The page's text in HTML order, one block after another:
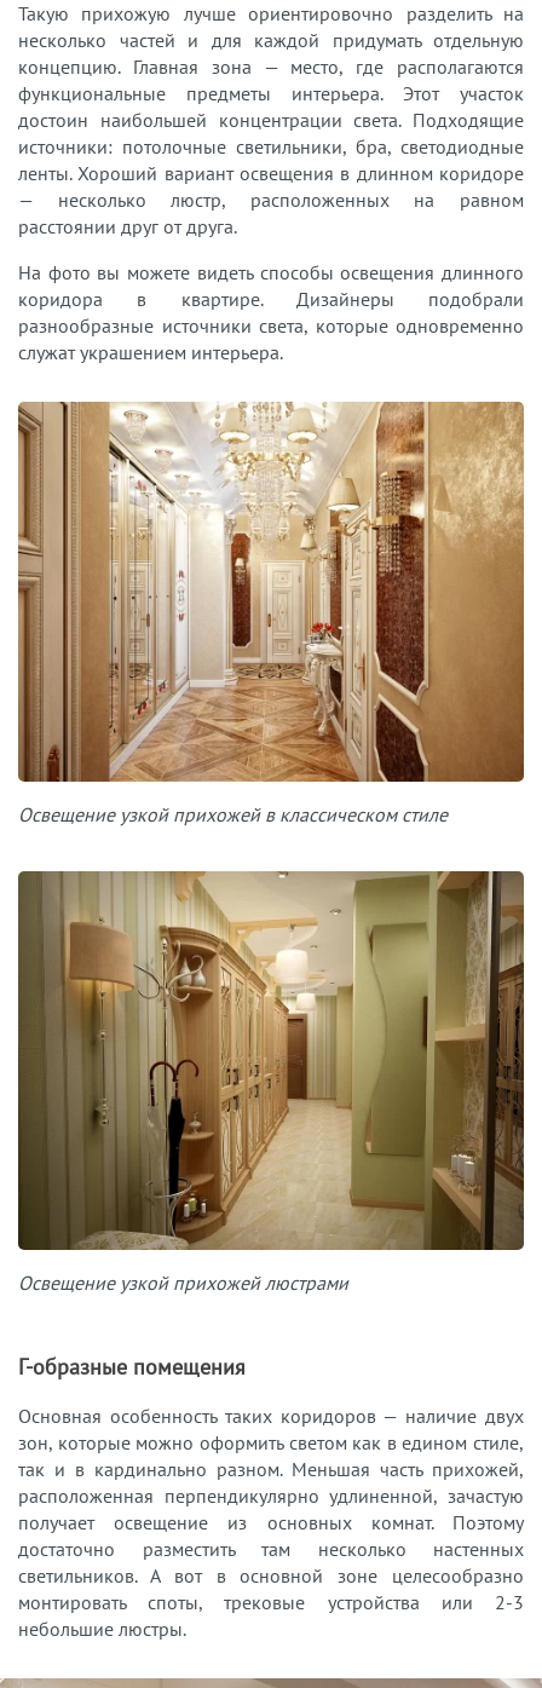
Такую прихожую лучше ориентировочно разделить на
несколько частей и для каждой придумать отдельную
концепцию. Главная зона — место, где располагаются
функциональные предметы интерьера. Этот участок
достоин наибольшей концентрации света. Подходящие
источники: потолочные светильники, бра, светодиодные
ленты. Хороший вариант освещения в длинном коридоре
— несколько люстр, расположенных на равном
расстоянии друг от друга.
На фото вы можете видеть способы освещения длинного
коридора в квартире. Дизайнеры подобрали
разнообразные источники света, которые одновременно
служат украшением интерьера.
Освещение узкой прихожей в классическом стиле
Освещение узкой прихожей люстрами
Г-образные помещения
Основная особенность таких коридоров — наличие двух
зон, которые можно оформить светом как в едином стиле,
так и в кардинально разном. Меньшая часть прихожей,
расположенная перпендикулярно удлиненной, зачастую
получает освещение из основных комнат. Поэтому
достаточно разместить там несколько настенных
светильников. А вот в основной зоне целесообразно
монтировать споты, трековые устройства или 2-3
небольшие люстры.